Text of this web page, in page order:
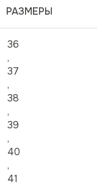
РАЗМЕРЫ
36
,
37
,
38
,
39
,
40
,
41